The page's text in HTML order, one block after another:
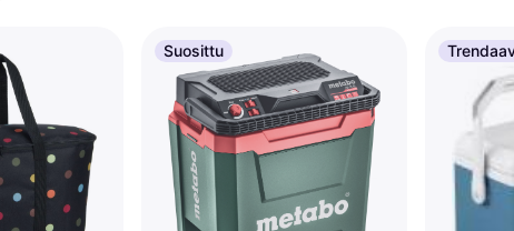
Suosittu